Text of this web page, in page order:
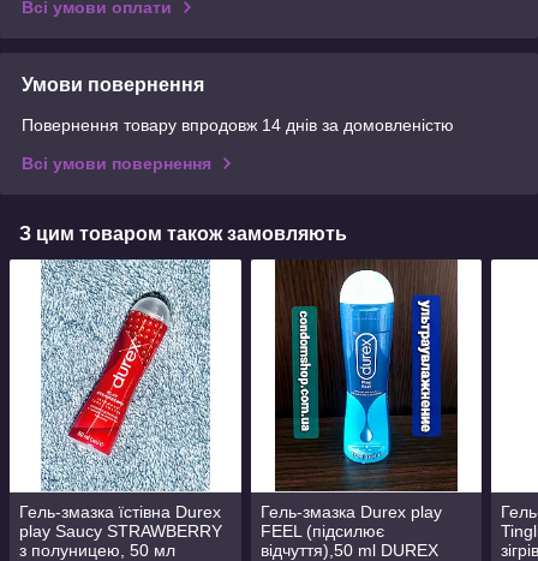
Всі умови оплати
Умови повернення
Повернення товару впродовж 14 днів за домовленістю
Всі умови повернення
З цим товаром також замовляють
Гель-змазка їстівна Durex
play Saucy STRAWBERRY
з полуницею, 50 мл
Гель-змазка Durex play
FEEL (підсилює
відчуття),50 ml DUREX